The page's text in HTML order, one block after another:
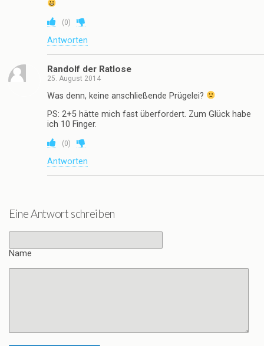
(0)
Antworten
Randolf der Ratlose
25. August 2014
Was denn, keine anschließende Prügelei?
PS: 2+5 hätte mich fast überfordert. Zum Glück habe
ich 10 Finger.
(0)
Antworten
Eine Antwort schreiben
Name